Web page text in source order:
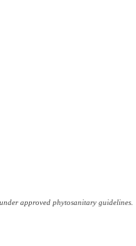
approved phytosanitary guidelines.